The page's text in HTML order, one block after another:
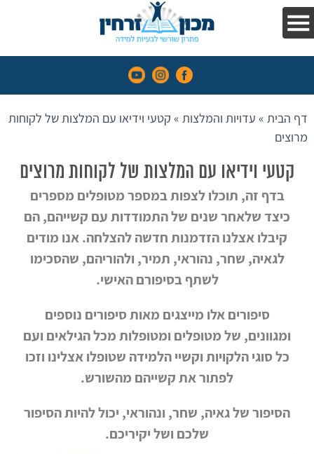
וריכוז
השיטה
והמלצות
אנחנו
בתקשורת
קורסים
צור
קשר
דף הבית» עדויות והמלצות» קטעי וידיאו עם המלצות של לקוחות
מרוצים
קטעי וידיאו עם המלצות של לקוחות מרוצים
בדף זה, תוכלו לצפות במספר מטופלים מספרים
כיצד שלאחר שנים של התמודדות עם קשייהם, הם
קיבלו אצלנו הזדמנות חדשה להצלחה. אנו מודים
לגאיה, שחר, נהוראי, תמיר, ולהוריהם, שהסכימו
לשתף בסיפורם האישי.
סיפורים אלו מייצגים מאות סיפורים נוספים
ומגוונים, של מטופלים ומטופלות מכל הגילאים ועם
כל סוגי הלקויות וקשיי הלמידה שטופלו אצלינו וזכו
לפתור את קשייהם מהשורש.
הסיפור של גאיה, שחר, ונהוראי, יכול להיות הסיפור
שלכם ושל יקיריכם.